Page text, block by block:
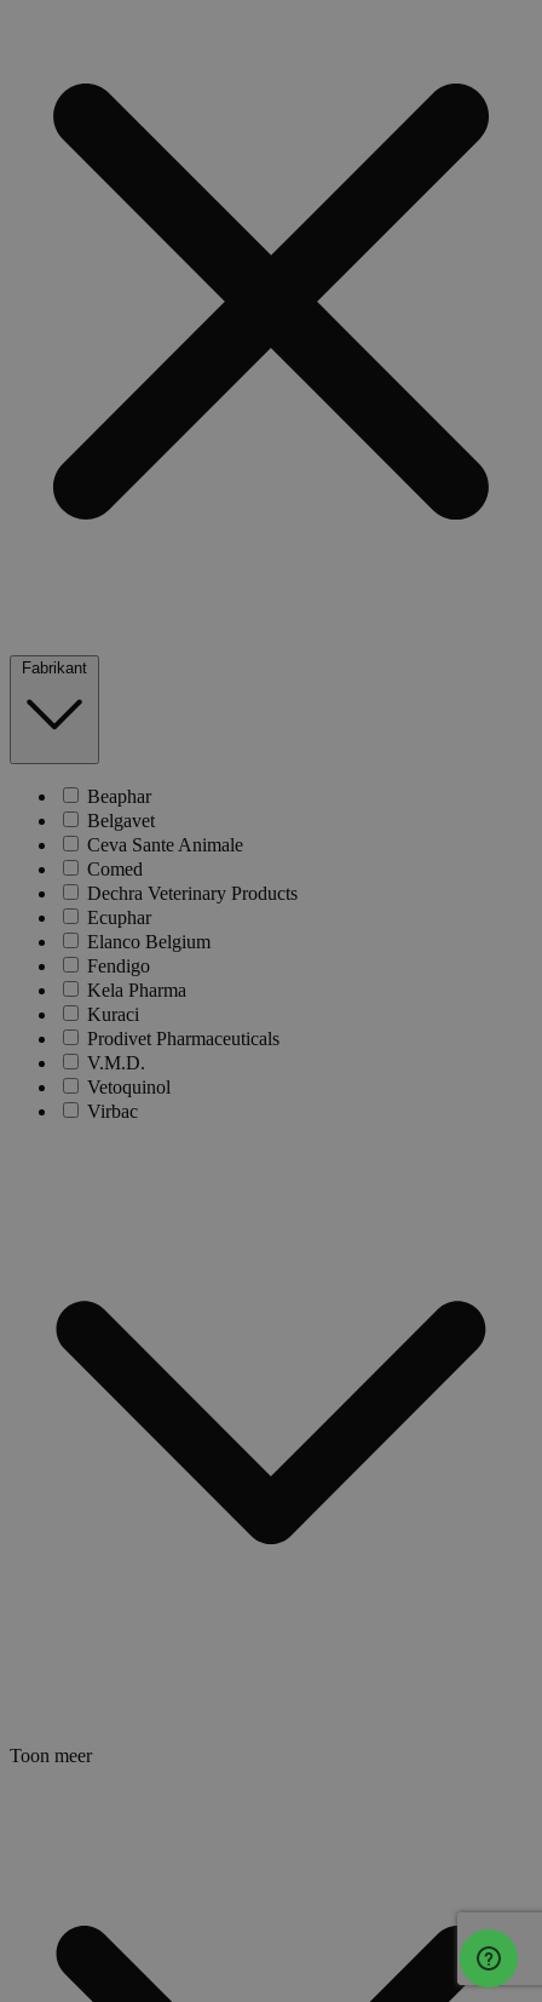
Fabrikant
Beaphar
Belgavet
Ceva Sante Animale
Comed
Dechra Veterinary Products
Ecuphar
Elanco Belgium
Fendigo
Kela Pharma
Kuraci
Prodivet Pharmaceuticals
V.M.D.
Vetoquinol
Virbac
Toon meer